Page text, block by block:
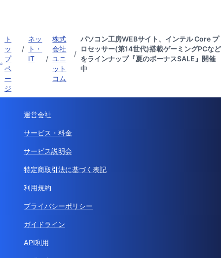
ト
ッ
プ
ペ
ー
ジ
/
ネッ
ト・
IT
/
株式
会社
ユニ
ット
コム
/
パソコン工房WEBサイト、インテル Core プ
ロセッサー(第14世代)搭載ゲーミングPCなど
をラインナップ『夏のボーナスSALE』開催
中
運営会社
サービス・料金
サービス説明会
特定商取引法に基づく表記
利用規約
プライバシーポリシー
ガイドライン
API利用